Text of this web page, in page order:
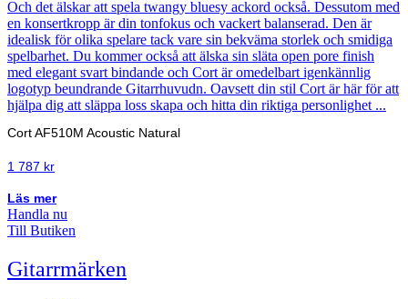
Cort AF510M Acoustic Natural
1 787 kr
Läs mer
Handla nu
Till Butiken
Gitarrmärken